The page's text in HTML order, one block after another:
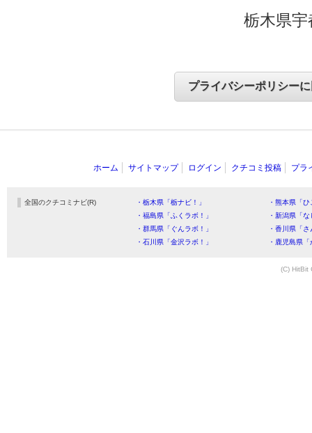
栃木県
ホーム サイトマップ ログイン クチコミ投稿 プラ
全国のクチコミナビ(R) ・栃木県「栃ナビ！」
・熊本県「
・福島県「ふくラボ！」
・新潟県「
・群馬県「ぐんラボ！」
・香川県「
・石川県「金沢ラボ！」
・鹿児島県
(C) HitBit